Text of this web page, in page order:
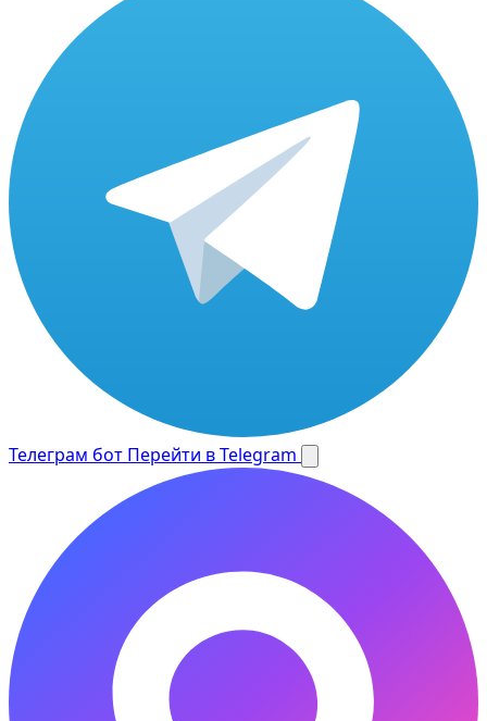
Телеграм бот Перейти в Telegram